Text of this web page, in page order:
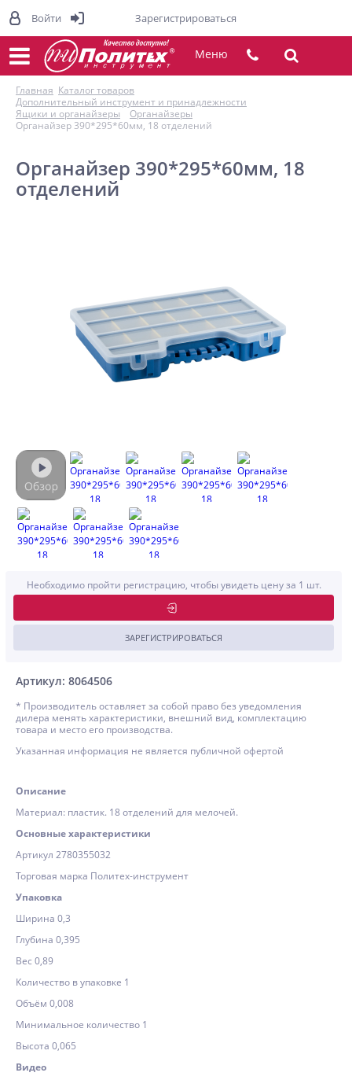
Меню
Главная Каталог товаров
Дополнительный инструмент и принадлежности
Ящики и органайзеры
Органайзеры
Органайзер 390*295*60мм, 18 отделений
Органайзер 390*295*60мм, 18
отделений
Артикул: 8064506
Необходимо пройти регистрацию, чтобы увидеть цену за 1 шт.
ЗАРЕГИСТРИРОВАТЬСЯ
* Производитель оставляет за собой право без уведомления
дилера менять характеристики, внешний вид, комплектацию
товара и место его производства.
Указанная информация не является публичной офертой
Описание
Материал: пластик. 18 отделений для мелочей.
Основные характеристики
Артикул 2780355032
Торговая марка Политех-инструмент
Упаковка
Ширина 0,3
Глубина 0,395
Вес 0,89
Количество в упаковке 1
Объём 0,008
Минимальное количество 1
Высота 0,065
Видео
Войти Зарегистрироваться